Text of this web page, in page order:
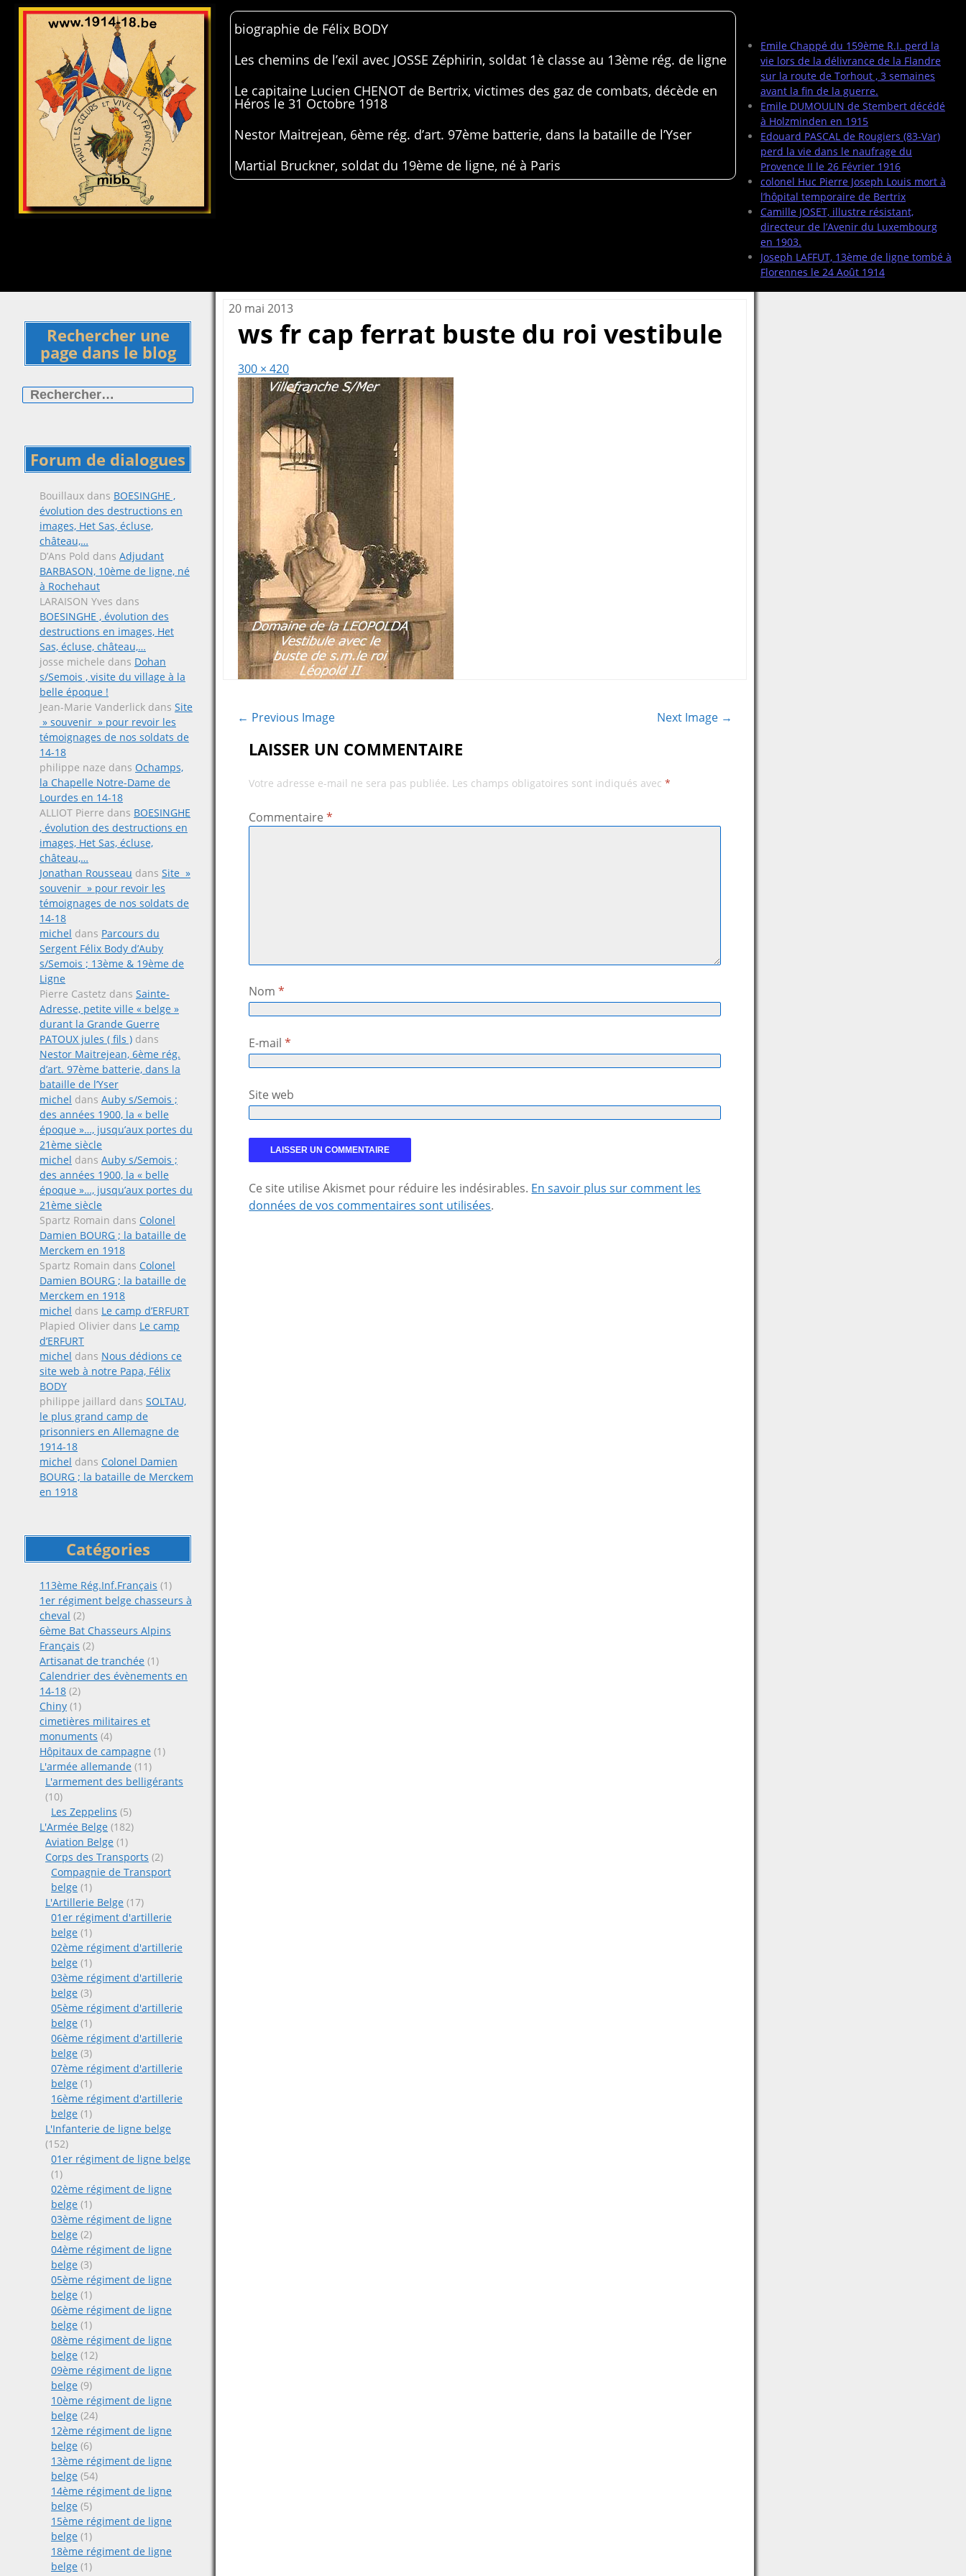
Emile Chappé du 159ème R.I. perd la
vie lors de la délivrance de la Flandre
sur la route de Torhout , 3 semaines
avant la fin de la guerre.
Emile DUMOULIN de Stembert décédé
à Holzminden en 1915
Edouard PASCAL de Rougiers (83-Var)
perd la vie dans le naufrage du
Provence II le 26 Février 1916
colonel Huc Pierre Joseph Louis mort à
l’hôpital temporaire de Bertrix
Camille JOSET, illustre résistant,
directeur de l’Avenir du Luxembourg
en 1903.
Joseph LAFFUT, 13ème de ligne tombé à
Florennes le 24 Août 1914
biographie de Félix BODY
Les chemins de l’exil avec JOSSE Zéphirin, soldat 1è classe au 13ème rég. de ligne
Le capitaine Lucien CHENOT de Bertrix, victimes des gaz de combats, décède en
Héros le 31 Octobre 1918
Nestor Maitrejean, 6ème rég. d’art. 97ème batterie, dans la bataille de l’Yser
Martial Bruckner, soldat du 19ème de ligne, né à Paris
Rechercher une
page dans le blog
Forum de dialogues
Bouillaux dans BOESINGHE ,
évolution des destructions en
images, Het Sas, écluse,
château,…
D’Ans Pold dans Adjudant
BARBASON, 10ème de ligne, né
à Rochehaut
LARAISON Yves dans
BOESINGHE , évolution des
destructions en images, Het
Sas, écluse, château,…
josse michele dans Dohan
s/Semois , visite du village à la
belle époque !
Jean-Marie Vanderlick dans Site
» souvenir » pour revoir les
témoignages de nos soldats de
14-18
philippe naze dans Ochamps,
la Chapelle Notre-Dame de
Lourdes en 14-18
ALLIOT Pierre dans BOESINGHE
, évolution des destructions en
images, Het Sas, écluse,
château,…
Jonathan Rousseau dans Site »
souvenir » pour revoir les
témoignages de nos soldats de
14-18
michel dans Parcours du
Sergent Félix Body d’Auby
s/Semois ; 13ème & 19ème de
Ligne
Pierre Castetz dans Sainte-
Adresse, petite ville « belge »
durant la Grande Guerre
PATOUX jules ( fils ) dans
Nestor Maitrejean, 6ème rég.
d’art. 97ème batterie, dans la
bataille de l’Yser
michel dans Auby s/Semois ;
des années 1900, la « belle
époque »…, jusqu’aux portes du
21ème siècle
michel dans Auby s/Semois ;
des années 1900, la « belle
époque »…, jusqu’aux portes du
21ème siècle
Spartz Romain dans Colonel
Damien BOURG ; la bataille de
Merckem en 1918
Spartz Romain dans Colonel
Damien BOURG ; la bataille de
Merckem en 1918
michel dans Le camp d’ERFURT
Plapied Olivier dans Le camp
d’ERFURT
michel dans Nous dédions ce
site web à notre Papa, Félix
BODY
philippe jaillard dans SOLTAU,
le plus grand camp de
prisonniers en Allemagne de
1914-18
michel dans Colonel Damien
BOURG ; la bataille de Merckem
en 1918
Catégories
113ème Rég.Inf.Français (1)
1er régiment belge chasseurs à
cheval (2)
6ème Bat Chasseurs Alpins
Français (2)
Artisanat de tranchée (1)
Calendrier des évènements en
14-18 (2)
Chiny (1)
cimetières militaires et
monuments (4)
Hôpitaux de campagne (1)
L'armée allemande (11)
L'armement des belligérants
(10)
Les Zeppelins (5)
L'Armée Belge (182)
Aviation Belge (1)
Corps des Transports (2)
Compagnie de Transport
belge (1)
L'Artillerie Belge (17)
01er régiment d'artillerie
belge (1)
02ème régiment d'artillerie
belge (1)
03ème régiment d'artillerie
belge (3)
05ème régiment d'artillerie
belge (1)
06ème régiment d'artillerie
belge (3)
07ème régiment d'artillerie
belge (1)
16ème régiment d'artillerie
belge (1)
L'Infanterie de ligne belge
(152)
01er régiment de ligne belge
(1)
02ème régiment de ligne
belge (1)
03ème régiment de ligne
belge (2)
04ème régiment de ligne
belge (3)
05ème régiment de ligne
belge (1)
06ème régiment de ligne
belge (1)
08ème régiment de ligne
belge (12)
09ème régiment de ligne
belge (9)
10ème régiment de ligne
belge (24)
12ème régiment de ligne
belge (6)
13ème régiment de ligne
belge (54)
14ème régiment de ligne
belge (5)
15ème régiment de ligne
belge (1)
18ème régiment de ligne
belge (1)
20 mai 2013
ws fr cap ferrat buste du roi vestibule
300 × 420
← Previous Image Next Image →
LAISSER UN COMMENTAIRE
Votre adresse e-mail ne sera pas publiée. Les champs obligatoires sont indiqués avec*
Commentaire*
Nom*
E-mail*
Site web
Ce site utilise Akismet pour réduire les indésirables. En savoir plus sur comment les
données de vos commentaires sont utilisées.